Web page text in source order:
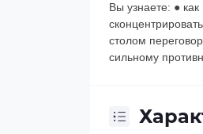
Вы узнаете: ● как
столом
сильному